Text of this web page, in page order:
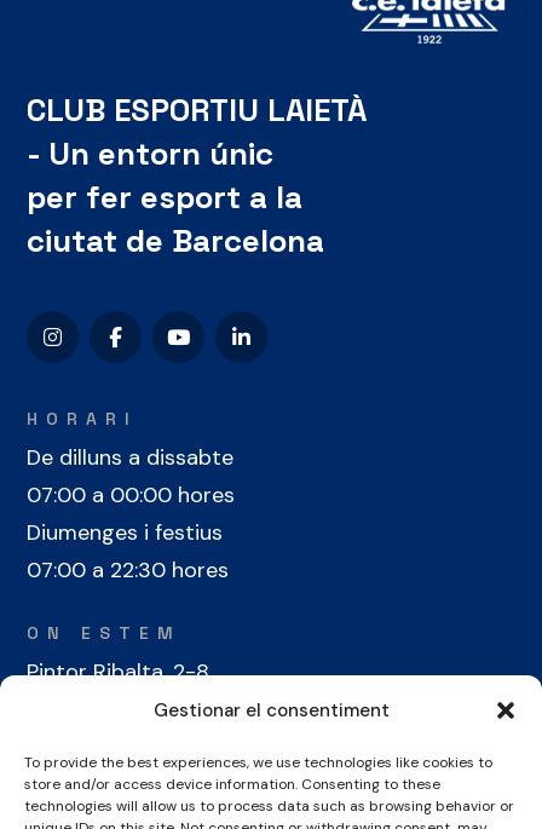
Gestionar el consentiment
To provide the best experiences, we use technologies like cookies to
store and/or access device information. Consenting to these
technologies will allow us to process data such as browsing behavior or
CLUB ESPORTIU LAIETÀ
- Un entorn únic
per fer esport a la
ciutat de Barcelona
HORARI
De dilluns a dissabte
07:00 a 00:00 hores
Diumenges i festius
07:00 a 22:30 hores
ON ESTEM
Pintor Ribalta, 2-8
08028 Barcelona
CONTACTE
+34 934 486 350